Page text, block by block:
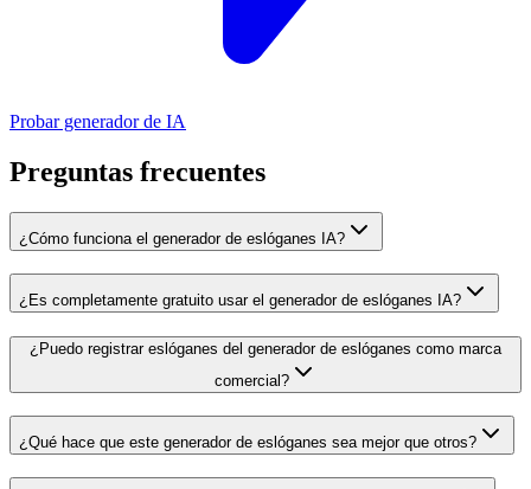
Probar generador de IA
Preguntas frecuentes
¿Cómo funciona el generador de eslóganes IA?
¿Es completamente gratuito usar el generador de eslóganes IA?
¿Puedo registrar eslóganes del generador de eslóganes como marca
comercial?
¿Qué hace que este generador de eslóganes sea mejor que otros?